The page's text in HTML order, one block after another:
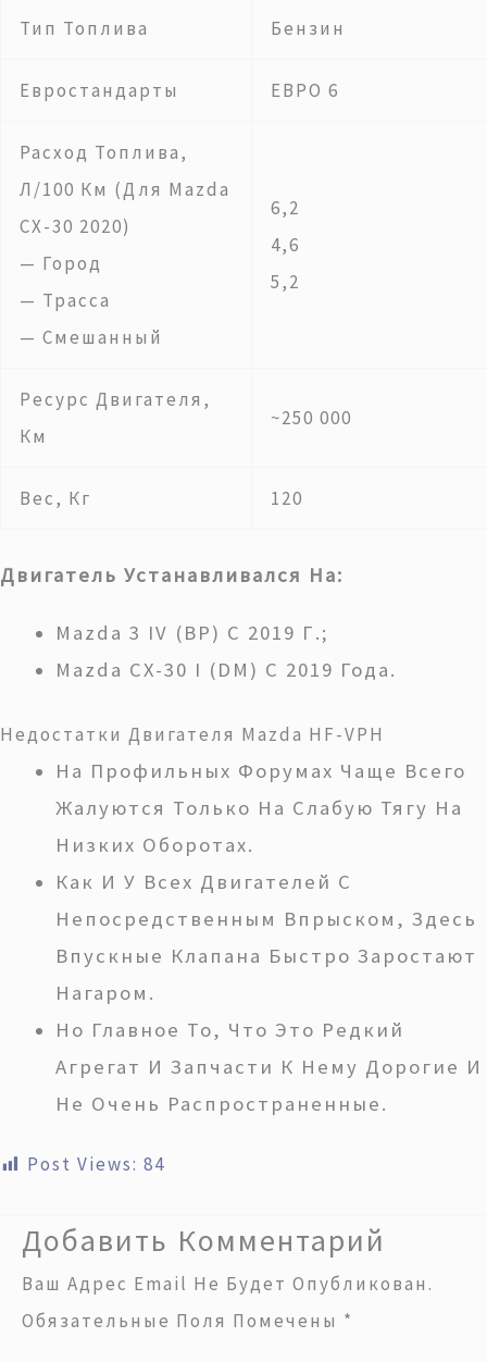
Тип Топлива Бензин
Евростандарты ЕВРО 6
Расход Топлива,
Л/100 Км (для Mazda
CX-30 2020)
— Город
— Трасса
— Смешанный
6,2
4,6
5,2
Ресурс Двигателя,
Км
~250 000
Вес, Кг 120
Двигатель Устанавливался На:
Mazda 3 IV (BP) С 2019 Г.;
Mazda CX-30 I (DM) С 2019 Года.
Недостатки Двигателя Mazda HF-VPH
На Профильных Форумах Чаще Всего
Жалуются Только На Слабую Тягу На
Низких Оборотах.
Как И У Всех Двигателей С
Непосредственным Впрыском, Здесь
Впускные Клапана Быстро Заростают
Нагаром.
Но Главное То, Что Это Редкий
Агрегат И Запчасти К Нему Дорогие И
Не Очень Распространенные.
Post Views: 84
Добавить Комментарий
Ваш Адрес Email Не Будет Опубликован.
Обязательные Поля Помечены *